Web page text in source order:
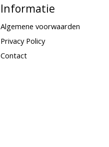
Informatie
Algemene voorwaarden
Privacy Policy
Contact